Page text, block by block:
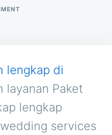
ON
CIBATOK
2
BARAT
lengkap di
layanan Paket
lengkap
services